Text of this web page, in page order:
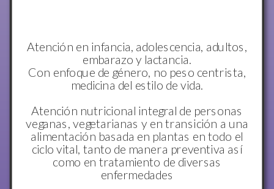
Atención en infancia, adolescencia, adultos,
embarazo y lactancia.
Con enfoque de género, no peso centrista,
medicina del estilo de vida.
Atención nutricional integral de personas
veganas, vegetarianas y en transición a una
alimentación basada en plantas en todo el
ciclo vital, tanto de manera preventiva así
como en tratamiento de diversas
enfermedades